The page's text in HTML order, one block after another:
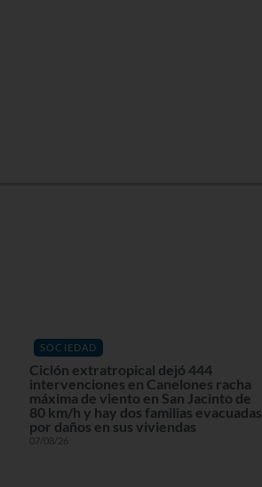
SOCIEDAD
Ciclón extratropical dejó 444
intervenciones en Canelones racha
máxima de viento en San Jacinto de
80 km/h y hay dos familias evacuadas
por daños en sus viviendas
07/08/26